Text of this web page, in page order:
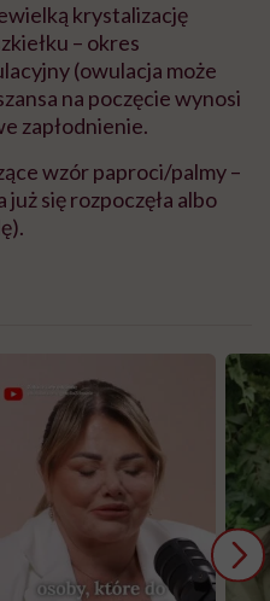
krystalizację
– okres
(owulacja może
na poczęcie wynosi
zapłodnienie.
wzór paproci/palmy –
się rozpoczęła albo